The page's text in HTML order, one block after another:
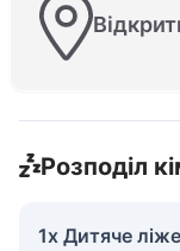
Розподіл
1x Дитяче